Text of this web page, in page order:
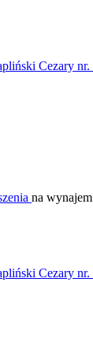
na wynajem